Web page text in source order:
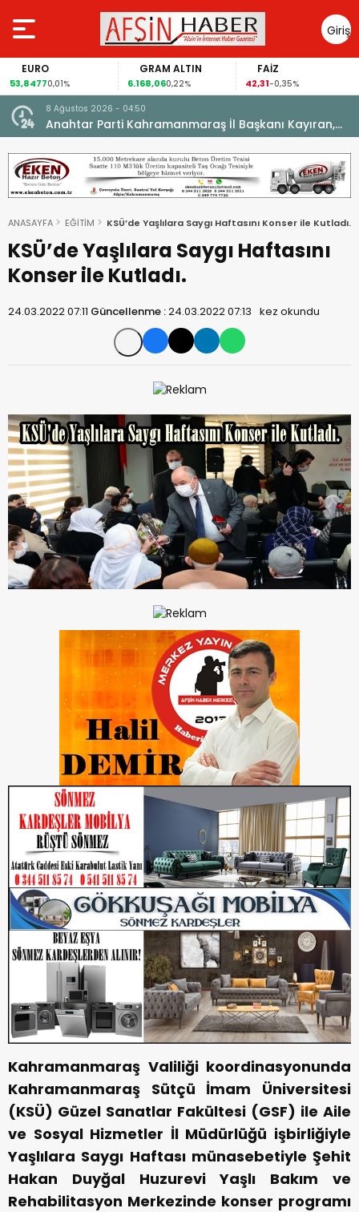
Giriş
Yap
EURO
0,01%
GRAM ALTIN
6.168,060,22%
FAİZ
42,31-0,35%
8 Ağustos 2026 - 04:50
Anahtar Parti Kahramanmaraş İl Başkanı Kayıran,
Afşin Teşkilatı ile buluştu.
ANASAYFA EĞİTİM KSÜ’de Yaşlılara Saygı Haftasını Konser ile Kutladı.
KSÜ’de Yaşlılara Saygı Haftasını
Konser ile Kutladı.
24.03.2022 07:11 Güncellenme :24.03.2022 07:13 kez okundu
Kahramanmaraş Valiliği koordinasyonunda
Kahramanmaraş Sütçü İmam Üniversitesi
(KSÜ) Güzel Sanatlar Fakültesi (GSF) ile Aile
ve Sosyal Hizmetler İl Müdürlüğü işbirliğiyle
Yaşlılara Saygı Haftası münasebetiyle Şehit
Hakan Duyğal Huzurevi Yaşlı Bakım ve
Rehabilitasyon Merkezinde konser programı